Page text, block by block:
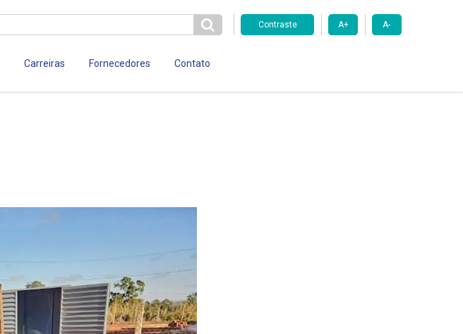
Contraste A+ A-
Carreiras Fornecedores Contato